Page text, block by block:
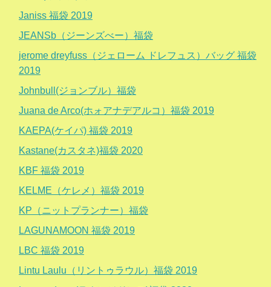
Janiss 福袋 2019
JEANSb（ジーンズべー）福袋
jerome dreyfuss（ジェローム ドレフュス）バッグ 福袋
2019
Johnbull(ジョンブル）福袋
Juana de Arco(ホォアナデアルコ）福袋 2019
KAEPA(ケイパ) 福袋 2019
Kastane(カスタネ)福袋 2020
KBF 福袋 2019
KELME（ケレメ）福袋 2019
KP（ニットプランナー）福袋
LAGUNAMOON 福袋 2019
LBC 福袋 2019
Lintu Laulu（リントゥラウル）福袋 2019